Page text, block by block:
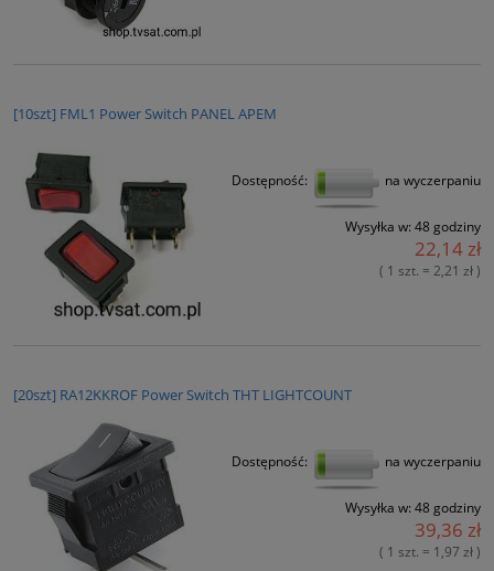
[10szt] FML1 Power Switch PANEL APEM
Dostępność: na wyczerpaniu
Wysyłka w: 48 godziny
22,14 zł
( 1 szt. = 2,21 zł )
[20szt] RA12KKROF Power Switch THT LIGHTCOUNT
Dostępność: na wyczerpaniu
Wysyłka w: 48 godziny
39,36 zł
( 1 szt. = 1,97 zł )